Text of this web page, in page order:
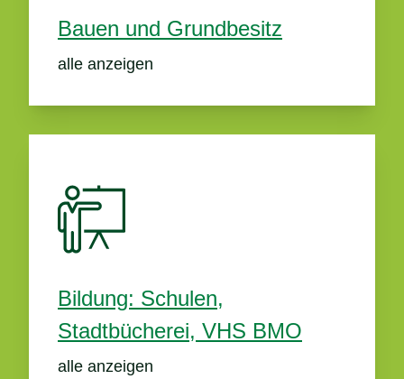
Bauen und Grundbesitz
alle anzeigen
Bildung: Schulen,
Stadtbücherei, VHS BMO
alle anzeigen